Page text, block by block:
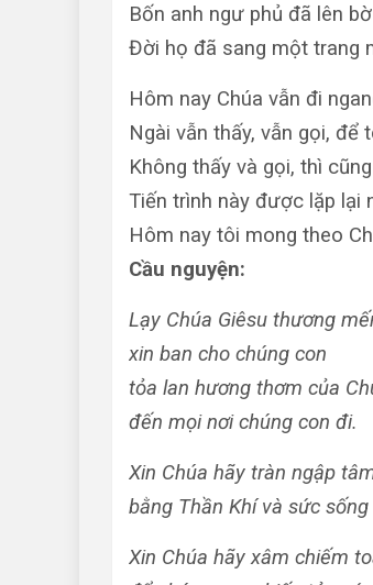
Bốn anh ngư phủ đã lên
Đời họ đã sang một trang
Hôm nay Chúa vẫn đi
Ngài vẫn thấy, vẫn gọi, để
Không thấy và gọi, thì
Tiến trình này được lặp lại
Hôm nay tôi mong theo
Cầu nguyện:
Lạy Chúa Giêsu thương
xin ban cho chúng con
tỏa lan hương thơm của
đến mọi nơi chúng con đi.
Xin Chúa hãy tràn ngập
bằng Thần Khí và sức sống
Xin Chúa hãy xâm chiếm